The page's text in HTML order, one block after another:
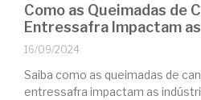
Como as Queimadas de
Entressafra Impactam
16/09/2024
Saiba como as queimadas de
entressafra impactam as